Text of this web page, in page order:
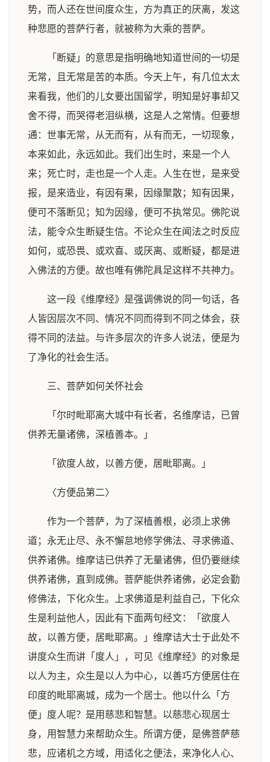
势，而人还在世间度众生，方为真正的厌离，发这
种悲愿的菩萨行者，就被称为大乘的菩萨。
「断疑」的意思是指明确地知道世间的一切是
无常，且无常是苦的本质。今天上午，有几位太太
来看我，他们的儿女要出国留学，明知是好事却又
舍不得，而哭得老泪纵横，这是人之常情。但要想
通：世事无常，从无而有，从有而无，一切现象，
本来如此，永远如此。我们出生时，来是一个人
来；死亡时，走也是一个人走。人生在世，是来受
报，是来造业，有因有果，因缘聚散；知有因果，
便可不落断见；知为因缘，便可不执常见。佛陀说
法，能令众生断疑生信。不论众生在闻法之时反应
如何，或恐畏、或欢喜、或厌离、或断疑，都是进
入佛法的方便。故也唯有佛陀具足这样不共神力。
这一段《维摩经》是强调佛说的同一句话，各
人皆因层次不同、情况不同而得到不同之体会，获
得不同的法益。与许多层次的许多人说法，便是为
了净化的社会生活。
三、菩萨如何关怀社会
「尔时毗耶离大城中有长者，名维摩诘，已曾
供养无量诸佛，深植善本。」
「欲度人故，以善方便，居毗耶离。」
〈方便品第二〉
作为一个菩萨，为了深植善根，必须上求佛
道；永无止尽、永不懈怠地修学佛法、寻求佛道、
供养诸佛。维摩诘已供养了无量诸佛，但仍要继续
供养诸佛，直到成佛。菩萨能供养诸佛，必定会勤
修佛法，下化众生。上求佛道是利益自己，下化众
生是利益他人，因此有下面两句经文：「欲度人
故，以善方便，居毗耶离。」维摩诘大士于此处不
讲度众生而讲「度人」，可见《维摩经》的对象是
以人为主，众生是以人为中心，以善巧方便居住在
印度的毗耶离城，成为一个居士。他以什么「方
便」度人呢？是用慈悲和智慧。以慈悲心现居士
身，用智慧力来帮助众生。所谓方便，是佛菩萨慈
悲，应诸机之方域，用适化之便法，来净化人心、